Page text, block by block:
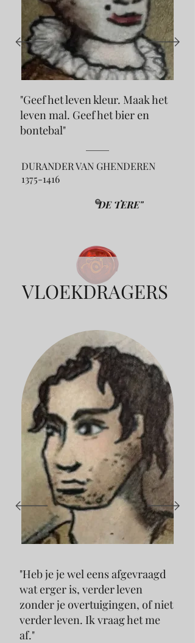
"Geef het leven kleur. Maak het
leven mal. Geef het bier en
bontebal"
DURANDER VAN GHENDEREN
1375-1416
"DE TERE"
VLOEKDRAGERS
"Heb je je wel eens afgevraagd
wat erger is, verder leven
zonder je overtuigingen, of niet
verder leven. Ik vraag het me
af."